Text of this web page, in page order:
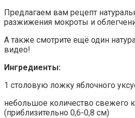
Предлагаем вам рецепт
разжижения мокроты и
А также смотрите ещё один
видео!
Ингредиенты:
1 столовую ложку яблочного
небольшое количество свежего
(приблизительно 0,6-0,8 см)